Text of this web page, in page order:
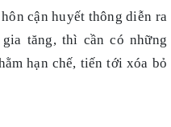
cận huyết thông diễn ra
tăng, thì cần có những
hạn chế, tiến tới xóa bỏ